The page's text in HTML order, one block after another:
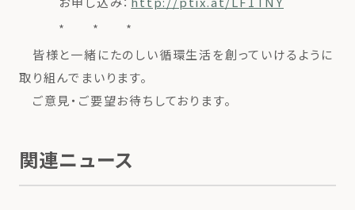
* * *
皆様と一緒にたのしい循環生活を創っていけるように
取り組んでまいります。
ご意見・ご要望お待ちしております。
関連ニュース